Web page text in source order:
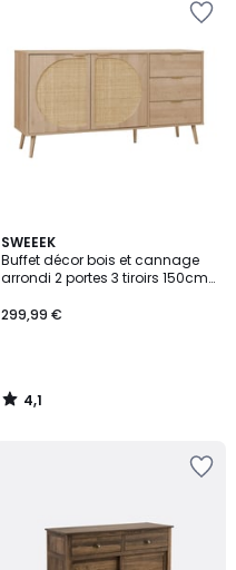
SWEEEK
Buffet décor bois et cannage
arrondi 2 portes 3 tiroirs 150cm
299,99 €
4,1
/ 5
4,1
/